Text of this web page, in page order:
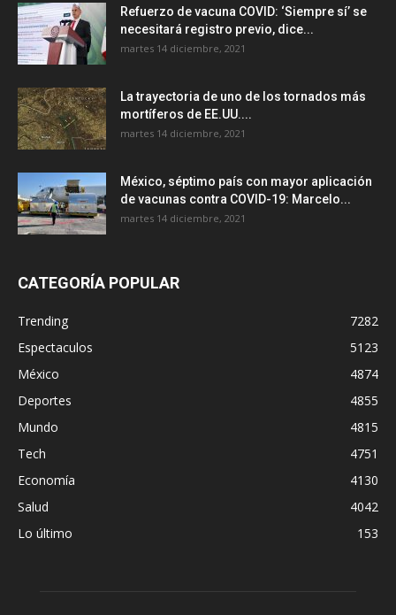
Refuerzo de vacuna COVID: ‘Siempre sí’ se
necesitará registro previo, dice...
martes 14 diciembre, 2021
La trayectoria de uno de los tornados más
mortíferos de EE.UU....
martes 14 diciembre, 2021
México, séptimo país con mayor aplicación
de vacunas contra COVID-19: Marcelo...
martes 14 diciembre, 2021
CATEGORÍA POPULAR
Trending
7282
Espectaculos
5123
México
4874
Deportes
4855
Mundo
4815
Tech
4751
Economía
4130
Salud
4042
Lo último
153